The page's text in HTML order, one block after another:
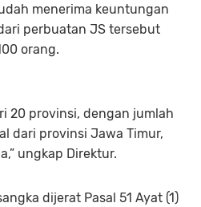
menerima keuntungan
perbuatan JS tersebut
orang.
20 provinsi, dengan jumlah
dari provinsi Jawa Timur,
ungkap Direktur.
dijerat Pasal 51 Ayat (1)